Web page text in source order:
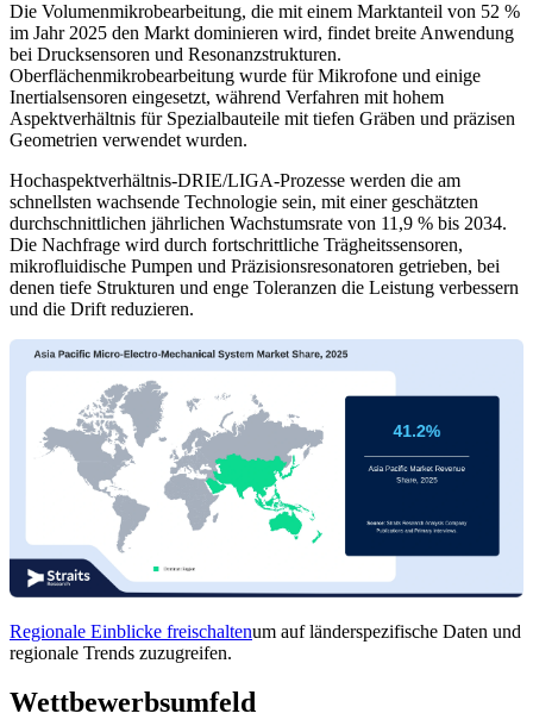
Die Volumenmikrobearbeitung, die mit einem Marktanteil von 52 %
im Jahr 2025 den Markt dominieren wird, findet breite Anwendung
bei Drucksensoren und Resonanzstrukturen.
Oberflächenmikrobearbeitung wurde für Mikrofone und einige
Inertialsensoren eingesetzt, während Verfahren mit hohem
Aspektverhältnis für Spezialbauteile mit tiefen Gräben und präzisen
Geometrien verwendet wurden.
Hochaspektverhältnis-DRIE/LIGA-Prozesse werden die am
schnellsten wachsende Technologie sein, mit einer geschätzten
durchschnittlichen jährlichen Wachstumsrate von 11,9 % bis 2034.
Die Nachfrage wird durch fortschrittliche Trägheitssensoren,
mikrofluidische Pumpen und Präzisionsresonatoren getrieben, bei
denen tiefe Strukturen und enge Toleranzen die Leistung verbessern
und die Drift reduzieren.
Regionale Einblicke freischaltenum auf länderspezifische Daten und
regionale Trends zuzugreifen.
Wettbewerbsumfeld